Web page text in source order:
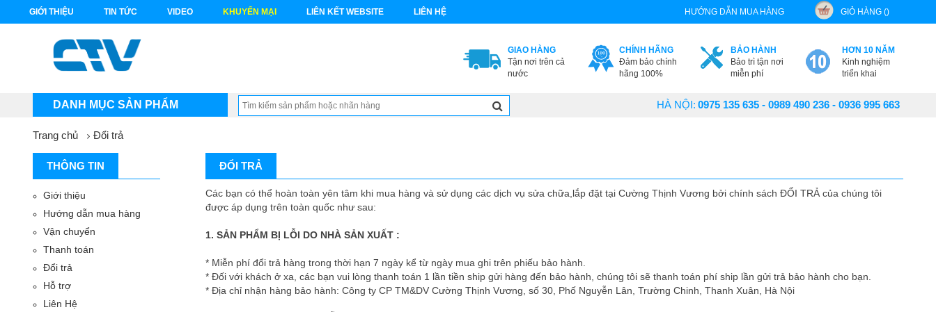
GIỚI THIỆU TIN TỨC VIDEO KHUYẾN MẠI LIÊN KẾT WEBSITE LIÊN HỆ HƯỚNG DẪN MUA HÀNG GIỎ HÀNG ()
GIAO HÀNG
Tận nơi trên cả
nước
CHÍNH HÃNG
Đảm bảo chính
hãng 100%
BẢO HÀNH
Bảo trì tận nơi
miễn phí
HƠN 10 NĂM
Kinh nghiệm
triển khai
DANH MỤC SẢN PHẨM HÀ NỘI: 0975 135 635 - 0989 490 236 - 0936 995 663
Trang chủ Đổi trả
THÔNG TIN
Giới thiệu
Hướng dẫn mua hàng
Vận chuyển
Thanh toán
Đổi trả
Hỗ trợ
Liên Hệ
ĐỔI TRẢ
Các bạn có thể hoàn toàn yên tâm khi mua hàng và sử dụng các dịch vụ sửa chữa,lắp đặt tại Cường Thịnh Vương bởi chính sách ĐỔI TRẢ của chúng tôi
được áp dụng trên toàn quốc như sau:
1. SẢN PHẨM BỊ LỖI DO NHÀ SẢN XUẤT :
* Miễn phí đổi trả hàng trong thời hạn 7 ngày kể từ ngày mua ghi trên phiếu bảo hành.
* Đối với khách ở xa, các bạn vui lòng thanh toán 1 lần tiền ship gửi hàng đến bảo hành, chúng tôi sẽ thanh toán phí ship lần gửi trả bảo hành cho bạn.
* Địa chỉ nhận hàng bảo hành: Công ty CP TM&DV Cường Thịnh Vương, số 30, Phố Nguyễn Lân, Trường Chinh, Thanh Xuân, Hà Nội